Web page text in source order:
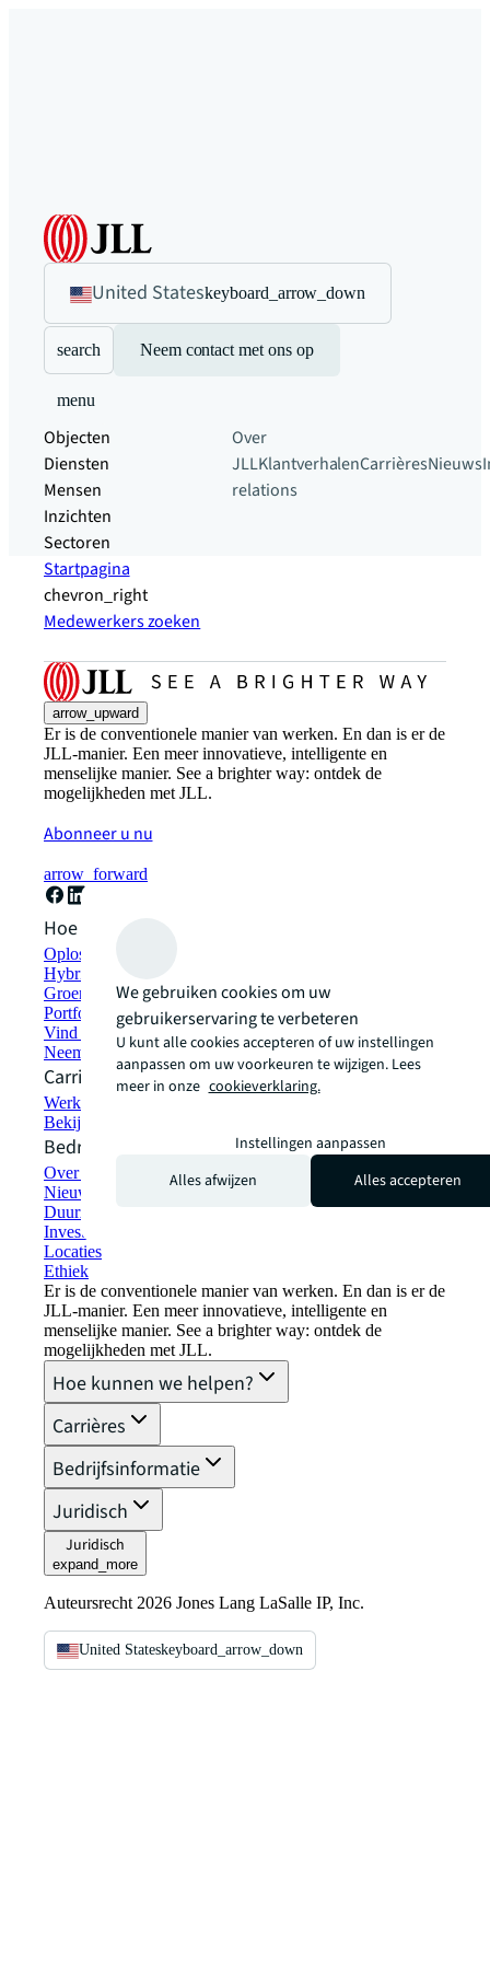
United Stateskeyboard_arrow_down
search Neem contact met ons op
menu
Objecten
Diensten
Mensen
Inzichten
Sectoren
Over
JLLKlantverhalenCarrièresNieuws
relations
Startpagina
chevron_right
Medewerkers zoeken
arrow_upward
Er is de conventionele manier van werken. En dan is er de
JLL-manier. Een meer innovatieve, intelligente en
menselijke manier. See a brighter way: ontdek de
mogelijkheden met JLL.
Abonneer u nu
arrow_forward
Hoe kunnen we helpen?
Oplossingen voor duurzaamheid
Hybride werkplekoplossingen
Groen bouwen en verhuren
Portfoliomanagement
Vind en huur ruimte
Neem contact met ons op
Carrières
Werken bij JLL
Bekijk vacatures
Bedrijfsinformatie
Over JLL
Nieuws & Pers
Duurzaamheid bij JLL
Investor relations
Locaties
Ethiek
Er is de conventionele manier van werken. En dan is er de
JLL-manier. Een meer innovatieve, intelligente en
menselijke manier. See a brighter way: ontdek de
mogelijkheden met JLL.
Hoe kunnen we helpen?
Carrières
Bedrijfsinformatie
Juridisch
Juridisch
expand_more
Auteursrecht 2026 Jones Lang LaSalle IP, Inc.
United Stateskeyboard_arrow_down
We gebruiken cookies om uw
gebruikerservaring te verbeteren
U kunt alle cookies accepteren of uw instellingen
aanpassen om uw voorkeuren te wijzigen. Lees
meer in onze cookieverklaring.
Instellingen aanpassen
Alles afwijzen
Alles accepteren